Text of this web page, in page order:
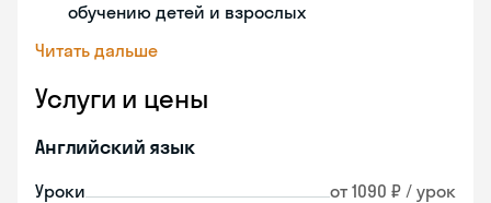
обучению детей и взрослых
Читать дальше
Услуги и цены
Английский язык
Уроки от 1090 ₽ / урок